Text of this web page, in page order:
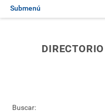
Submenú
Buscar: